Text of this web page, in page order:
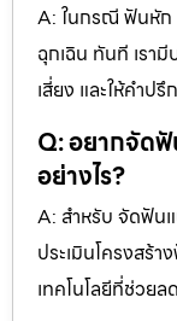
A: ในกรณี ฟันหัก
ฉุกเฉิน ทันที เรา
เสี่ยง และให้คำป
Q: อยากจัด
อย่างไร?
A: สำหรับ จัดฟัน
ประเมินโครงสร้า
เทคโนโลยีที่ช่วย